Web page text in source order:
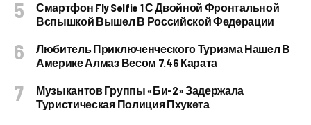
Смартфон Fly Selfie 1 С Двойной Фронтальной
Вспышкой Вышел В Российской Федерации
Любитель Приключенческого Туризма Нашел В
Америке Алмаз Весом 7.46 Карата
Музыкантов Группы «Би-2» Задержала
Туристическая Полиция Пхукета